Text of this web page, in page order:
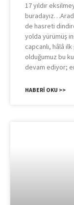
17 yıldır
de hasreti
yolda yürümüş
capcanlı, hâlâ
olduğumuz bu
devam ediyor;
HABERI OKU >>